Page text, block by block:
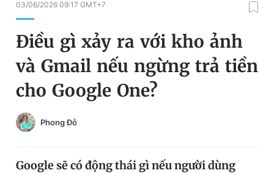
Chuyên mục
Chuyên mục khác
Chào ngày mới
Tin 360
Đổi mật khẩu
Tin đã lưu
03/06/2026 09:17 GMT+7
Điều gì xảy ra với kho ảnh
và Gmail nếu ngừng trả tiền
cho Google One?
Phong Đỗ
Google sẽ có động thái gì nếu người dùng